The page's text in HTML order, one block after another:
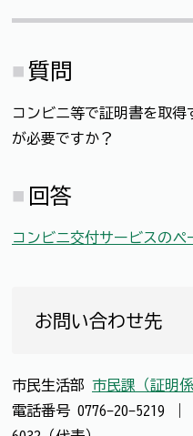
質問
コンビニ等で証明書を取
が必要ですか？
回答
コンビニ交付サービスのペ
お問い合わせ先
市民生活部 市民課（証明係
電話番号 0776-20-5219